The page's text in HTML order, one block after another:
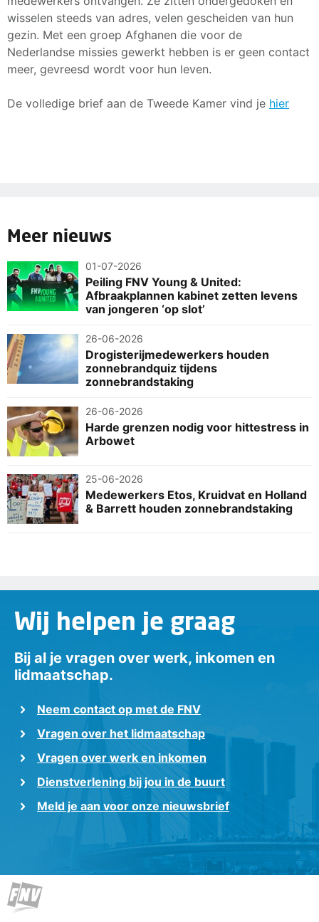
wisselen steeds van adres, velen gescheiden van hun
gezin. Met een groep Afghanen die voor de
Nederlandse missies gewerkt hebben is er geen contact
meer, gevreesd wordt voor hun leven.
De volledige brief aan de Tweede Kamer vind je ­ hier
Meer nieuws
01-07-2026
Peiling FNV Young & United:
Afbraakplannen kabinet zetten levens
van jongeren ‘op slot’
26-06-2026
Drogisterijmedewerkers houden
zonnebrandquiz tijdens
zonnebrandstaking
26-06-2026
Harde grenzen nodig voor hittestress in
Arbowet
25-06-2026
Medewerkers Etos, Kruidvat en Holland
& Barrett houden zonnebrandstaking
Wij helpen je graag
Bij al je vragen over werk, inkomen en
lidmaatschap.
Neem contact op met de FNV
Vragen over het lidmaatschap
Vragen over werk en inkomen
Dienstverlening bij jou in de buurt
Meld je aan voor onze nieuwsbrief